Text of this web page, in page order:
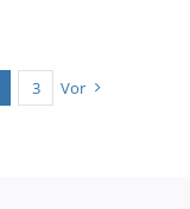
3 Vor